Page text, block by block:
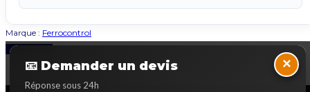
Marque : Ferrocontrol
📧 Demander un devis
Réponse sous 24h
×
Back to Top